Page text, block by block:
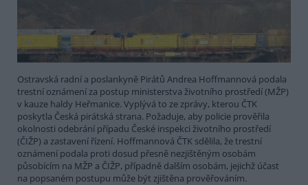
Ostravská radní a poslankyně Pirátů Andrea Hoffmannová podala
trestní oznámení za postup ministerstva životního prostředí (MŽP)
v kauze haldy Heřmanice. Vyplývá to ze zprávy, kterou ČTK
poskytla Česká pirátská strana. Požaduje, aby policie prověřila
okolnosti odebrání případu České inspekci životního prostředí
(ČIŽP) a zastavení řízení. Hoffmannová ČTK sdělila, že trestní
oznámení podala proti dosud přesně nezjištěným osobám
působícím na MŽP a ČIŽP, případně dalším osobám, jejichž účast
na popsaném postupu může být zjištěna prověřováním.